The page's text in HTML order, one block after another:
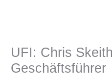
UFI: Chris
Geschäftsführer